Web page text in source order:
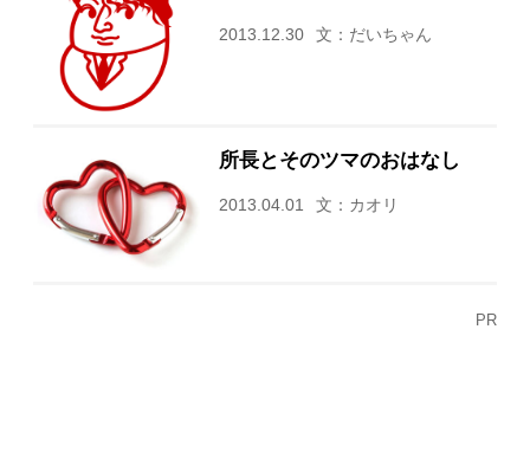
2013.12.30 文：だいちゃん
所長とそのツマのおはなし
2013.04.01 文：カオリ
PR